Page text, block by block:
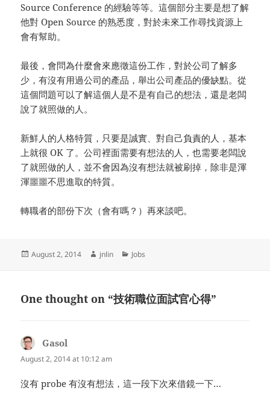
Source Conference 的經驗等等。這個部分主要是想了解
他對 Open Source 的熟悉度，對於未來工作尋找資源上
會有幫助。
最後，會問為什麼會來應徵這份工作，對於公司了解多
少，有沒有用過公司的產品，舉出公司產品的優缺點。從
這個問題可以了解這個人是不是有自己的想法，還是老闆
說了就照做的人。
新鮮人的人格特質，只要是誠實、對自己負責的人，基本
上就很 OK 了。公司裡面需要有想法的人，也需要老闆說
了就照做的人，並不會因為沒有想法就被刷掉，除非是渾
渾噩噩不思進取的特質。
轉職者的部份下次（會有嗎？）再來談吧。
Posted
August 2, 2014 Author
jnlin Categories
Jobs
One thought on “技術職位面試官心得”
Gasol
August 2, 2014 at 10:12 am
沒有 probe 有沒有想法，這一段下次來借鏡一下…